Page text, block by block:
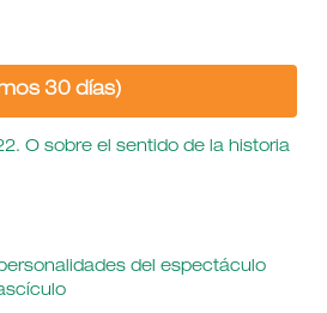
30 días)
O sobre el sentido de la historia
del espectáculo